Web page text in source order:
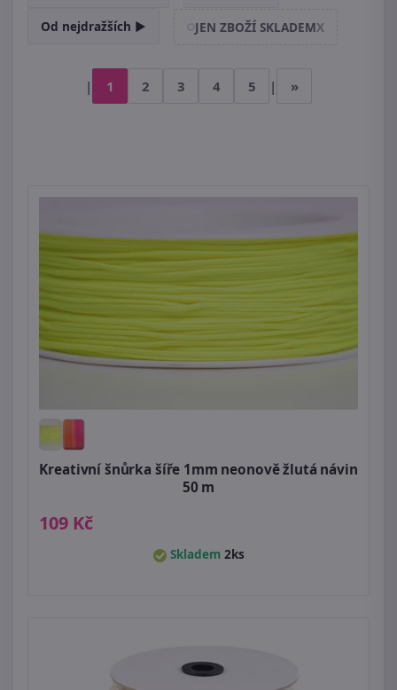
Od nejdražších ► JEN ZBOŽÍ SKLADEMX
| 1 2 3 4 5 | »
Kreativní šnůrka šíře 1mm neonově žlutá návin
50 m
109 Kč
Skladem 2ks